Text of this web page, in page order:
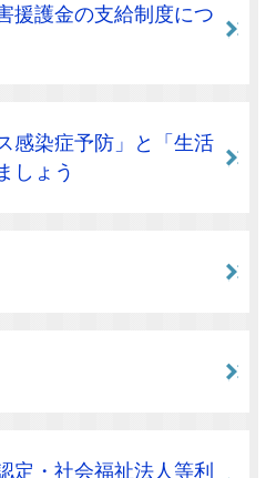
援護金の支給制度につ
感染症予防」と「生活
しょう
定・社会福祉法人等利